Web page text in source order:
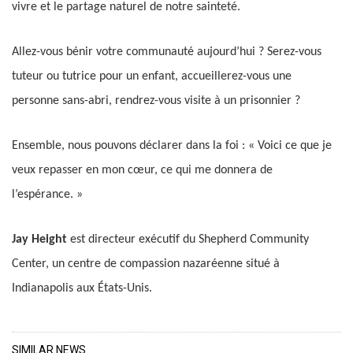
vivre et le partage naturel de notre sainteté.
Allez-vous bénir votre communauté aujourd’hui ? Serez-vous
tuteur ou tutrice pour un enfant, accueillerez-vous une
personne sans-abri, rendrez-vous visite à un prisonnier ?
Ensemble, nous pouvons déclarer dans la foi : « Voici ce que je
veux repasser en mon cœur, ce qui me donnera de
l’espérance. »
Jay Height est directeur exécutif du Shepherd Community
Center, un centre de compassion nazaréenne situé à
Indianapolis aux États-Unis.
SIMILAR NEWS